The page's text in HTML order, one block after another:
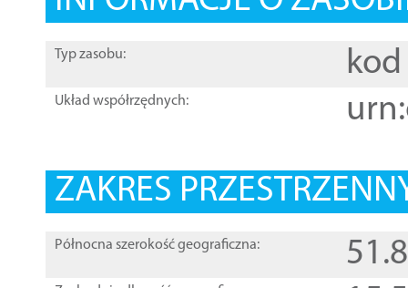
Typ zasobu: kod
Układ współrzędnych:
ZAKRES
Północna szerokość geograficzna: